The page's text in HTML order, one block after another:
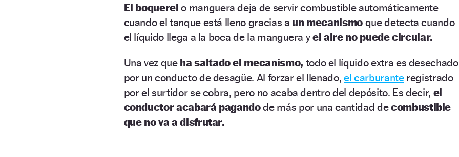
El boquerelo manguera deja de servir combustible automáticamente
cuando el tanque está lleno gracias a un mecanismo que detecta cuando
el líquido llega a la boca de la manguera yel aire no puede circular.
Una vez queha saltado el mecanismo, todo el líquido extra es desechado
por un conducto de desagüe. Al forzar el llenado, el carburanteregistrado
por el surtidor se cobra, pero no acaba dentro del depósito. Es decir, el
conductor acabará pagandode más por una cantidad decombustible
que no va a disfrutar.